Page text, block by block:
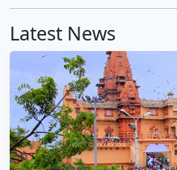
Latest News